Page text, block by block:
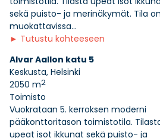
sekä puisto- ja merinäkymät. Tila on
muokattavissa...
► Tutustu kohteeseen
Alvar Aallon katu 5
Keskusta, Helsinki
2050 m2
Toimisto
Vuokrataan 5. kerroksen moderni
pääkonttoritason toimistotila.
upeat isot ikkunat sekä puisto- ja